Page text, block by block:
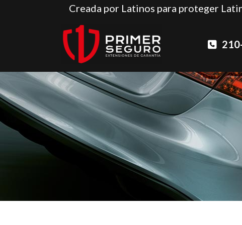
Creada por Latinos para proteger